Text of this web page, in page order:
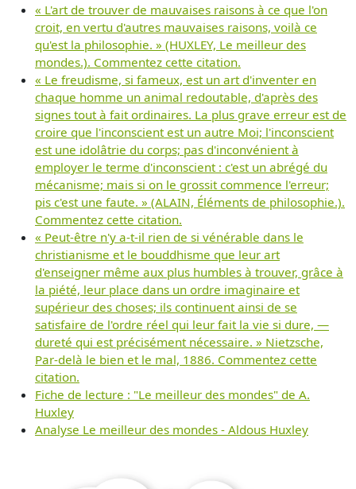
« L'art de trouver de mauvaises raisons à ce que l'on
croit, en vertu d'autres mauvaises raisons, voilà ce
qu'est la philosophie. » (HUXLEY, Le meilleur des
mondes.). Commentez cette citation.
« Le freudisme, si fameux, est un art d'inventer en
chaque homme un animal redoutable, d'après des
signes tout à fait ordinaires. La plus grave erreur est de
croire que l'inconscient est un autre Moi; l'inconscient
est une idolâtrie du corps; pas d'inconvénient à
employer le terme d'inconscient : c'est un abrégé du
mécanisme; mais si on le grossit commence l'erreur;
pis c'est une faute. » (ALAIN, Éléments de philosophie.).
Commentez cette citation.
« Peut-être n'y a-t-il rien de si vénérable dans le
christianisme et le bouddhisme que leur art
d'enseigner même aux plus humbles à trouver, grâce à
la piété, leur place dans un ordre imaginaire et
supérieur des choses; ils continuent ainsi de se
satisfaire de l'ordre réel qui leur fait la vie si dure, —
dureté qui est précisément nécessaire. » Nietzsche,
Par-delà le bien et le mal, 1886. Commentez cette
citation.
Fiche de lecture : "Le meilleur des mondes" de A.
Huxley
Analyse Le meilleur des mondes - Aldous Huxley